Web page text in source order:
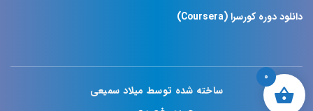
0
دانلود دوره کورسرا (Coursera)
ساخته شده توسط میلاد سمیعی